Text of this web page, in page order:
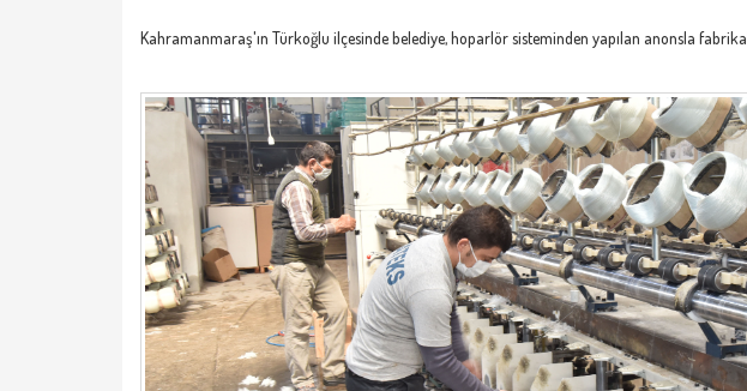
Kahramanmaraş'ın Türkoğlu ilçesinde belediye, hoparlör sisteminden yapılan anonsla